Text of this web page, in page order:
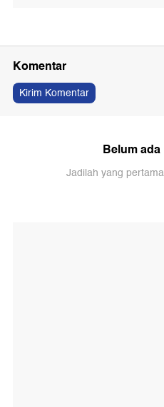
Komentar
Kirim Komentar
Belum
Jadilah yang